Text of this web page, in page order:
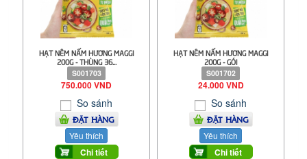
HẠT NÊM NẤM HƯƠNG MAGGI
200G - THÙNG 36...
S001703
750.000 VND
So sánh
ĐẶT HÀNG
Yêu thích
Chi tiết
HẠT NÊM NẤM HƯƠNG MAGGI
200G - GÓI
S001702
24.000 VND
So sánh
ĐẶT HÀNG
Yêu thích
Chi tiết